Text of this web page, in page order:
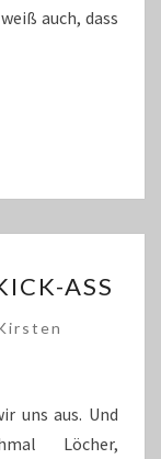
auch, dass
ASS
uns aus. Und
Löcher,